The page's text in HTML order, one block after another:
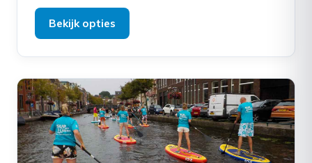
Bekijk opties